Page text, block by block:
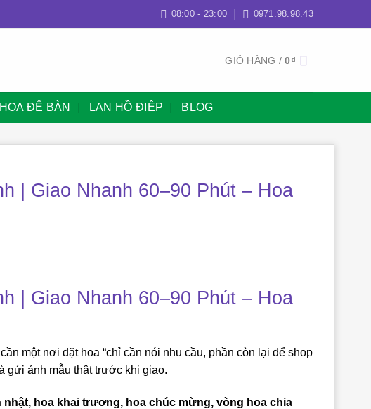
08:00 - 23:00 0971.98.98.43
GIỎ HÀNG /0₫
ĐỂ BÀN LAN HỒ ĐIỆP BLOG
| Giao Nhanh 60–90 Phút – Hoa
| Giao Nhanh 60–90 Phút – Hoa
một nơi đặt hoa “chỉ cần nói nhu cầu, phần còn lại để shop
gửi ảnh mẫu thật trước khi giao.
nhật, hoa khai trương, hoa chúc mừng, vòng hoa chia